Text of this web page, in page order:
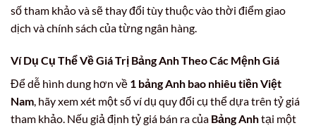
số tham khảo và sẽ thay đổi tùy thuộc vào thời điểm giao
dịch và chính sách của từng ngân hàng.
Ví Dụ Cụ Thể Về Giá Trị Bảng AnhTheo Các Mệnh Giá
Để dễ hình dung hơn về 1 bảng Anh bao nhiêu tiền Việt
Nam , hãy xem xét một số ví dụ quy đổi cụ thể dựa trên tỷ giá
tham khảo. Nếu giả định tỷ giá bán ra của Bảng Anhtại một